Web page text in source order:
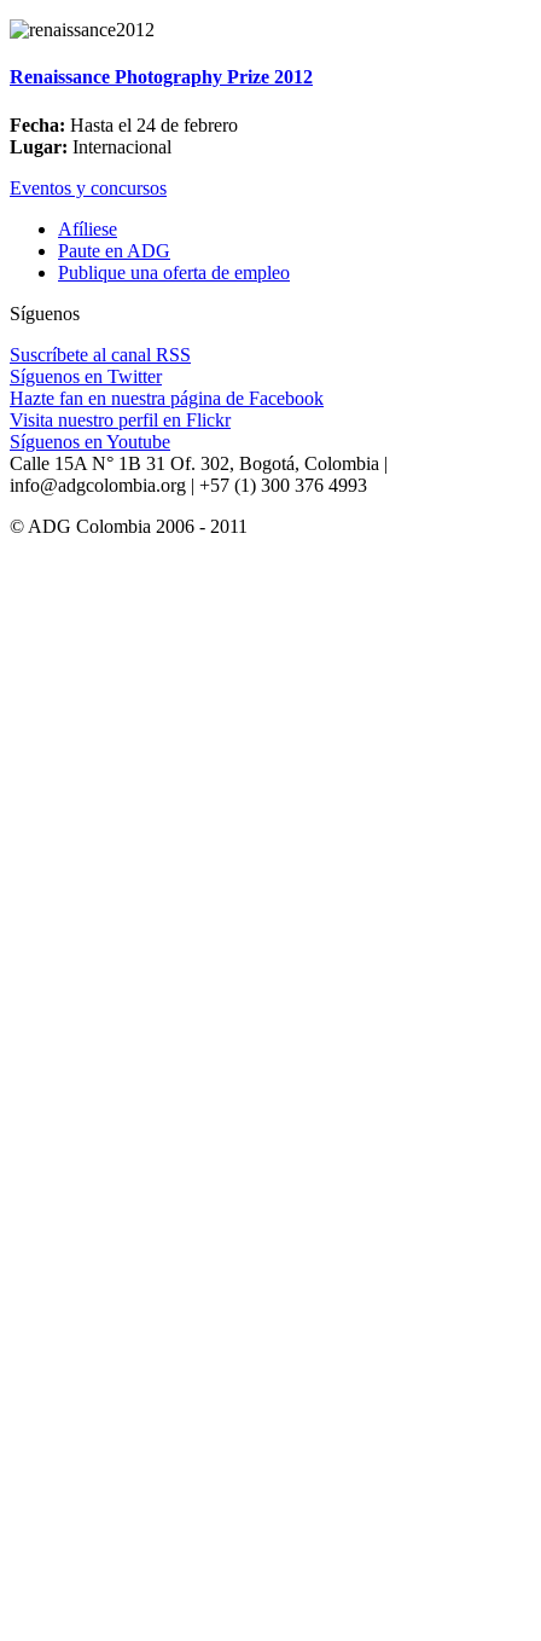
Renaissance Photography Prize 2012
Fecha: Hasta el 24 de febrero
Lugar: Internacional
Eventos y concursos
Afíliese
Paute en ADG
Publique una oferta de empleo
Síguenos
Suscríbete al canal RSS
Síguenos en Twitter
Hazte fan en nuestra página de Facebook
Visita nuestro perfil en Flickr
Síguenos en Youtube
Calle 15A N° 1B 31 Of. 302, Bogotá, Colombia |
info@adgcolombia.org | +57 (1) 300 376 4993
© ADG Colombia 2006 - 2011